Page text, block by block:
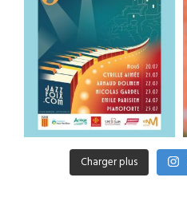
Charger plus